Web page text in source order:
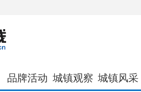
品牌活动 城镇观察 城镇风采